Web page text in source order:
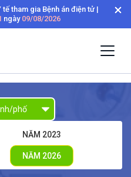
tham gia Bệnh án điện tử |
ngày 09/08/2026
NĂM 2023
NĂM 2026